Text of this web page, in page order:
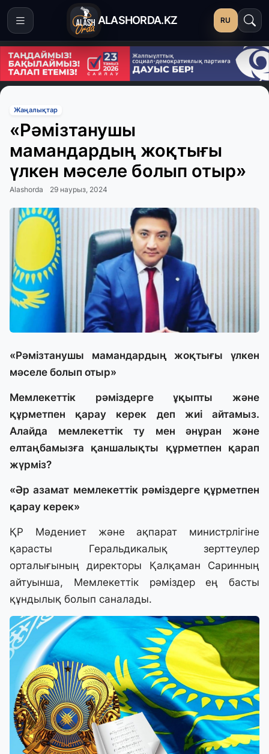
ALASHORDA.KZ RU
Жаңалықтар
«Рәмізтанушы
мамандардың жоқтығы
үлкен мәселе болып отыр»
Alashorda 29 наурыз, 2024
«Рәмізтанушы мамандардың жоқтығы үлкен
мәселе болып отыр»
Мемлекеттік рәміздерге ұқыпты және
құрметпен қарау керек деп жиі айтамыз.
Алайда мемлекеттік ту мен әнұран және
елтаңбамызға қаншалықты құрметпен қарап
жүрміз?
«Әр азамат мемлекеттік рәміздерге құрметпен
қарау керек»
ҚР Мәдениет және ақпарат министрлігіне
қарасты Геральдикалық зерттеулер
орталығының директоры Қалқаман Саринның
айтуынша, Мемлекеттік рәміздер ең басты
құндылық болып саналады.